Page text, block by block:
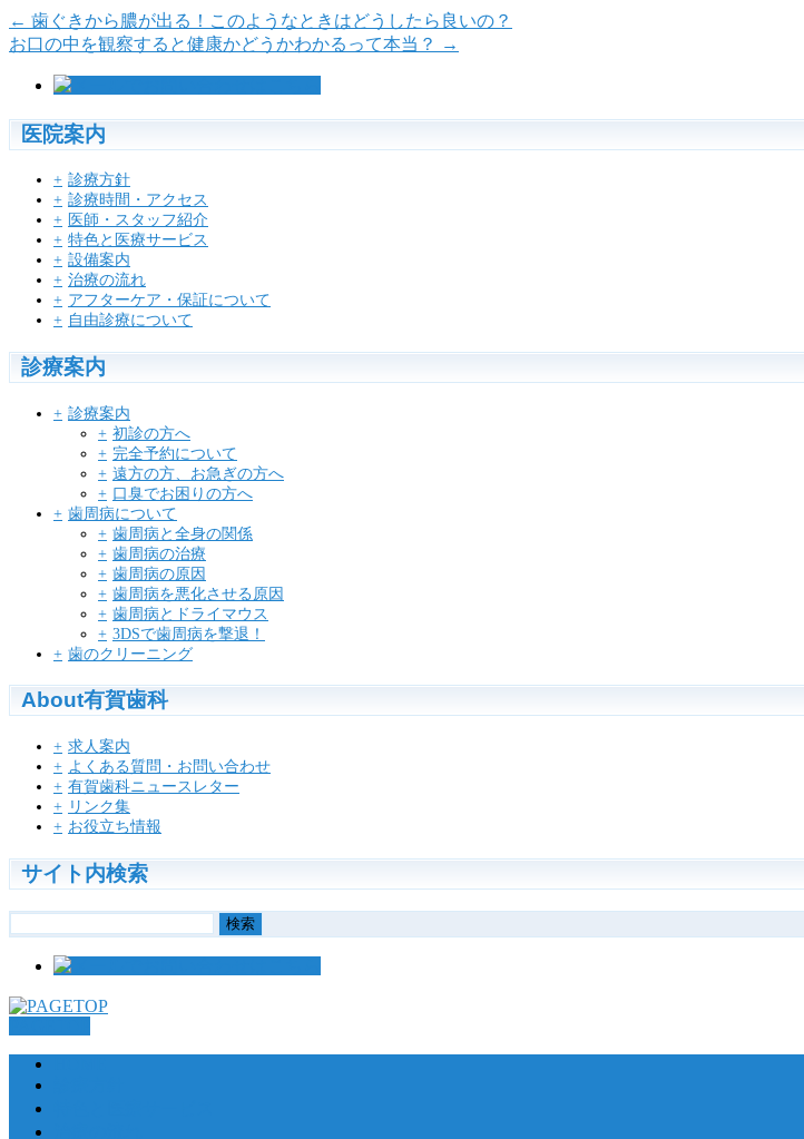
← 歯ぐきから膿が出る！このようなときはどうしたら良いの？
お口の中を観察すると健康かどうかわかるって本当？
→
医院案内
診療方針
診療時間・アクセス
医師・スタッフ紹介
特色と医療サービス
設備案内
治療の流れ
アフターケア・保証について
自由診療について
診療案内
診療案内
初診の方へ
完全予約について
遠方の方、お急ぎの方へ
口臭でお困りの方へ
歯周病について
歯周病と全身の関係
歯周病の治療
歯周病の原因
歯周病を悪化させる原因
歯周病とドライマウス
3DSで歯周病を撃退！
歯のクリーニング
About有賀歯科
求人案内
よくある質問・お問い合わせ
有賀歯科ニュースレター
リンク集
お役立ち情報
サイト内検索